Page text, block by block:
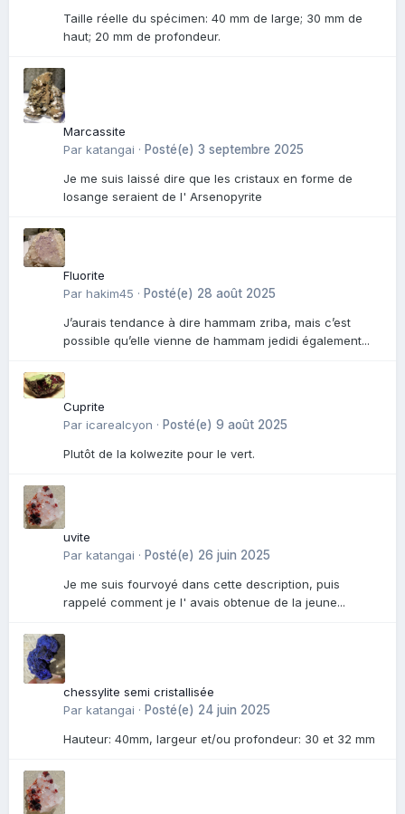
Taille réelle du spécimen: 40 mm de large; 30 mm de
haut; 20 mm de profondeur.
Marcassite
Par katangai · Posté(e) 3 septembre 2025
Je me suis laissé dire que les cristaux en forme de
losange seraient de l' Arsenopyrite
Fluorite
Par hakim45 · Posté(e) 28 août 2025
J’aurais tendance à dire hammam zriba, mais c’est
possible qu’elle vienne de hammam jedidi également...
Cuprite
Par icarealcyon · Posté(e) 9 août 2025
Plutôt de la kolwezite pour le vert.
uvite
Par katangai · Posté(e) 26 juin 2025
Je me suis fourvoyé dans cette description, puis
rappelé comment je l' avais obtenue de la jeune...
chessylite semi cristallisée
Par katangai · Posté(e) 24 juin 2025
Hauteur: 40mm, largeur et/ou profondeur: 30 et 32 mm